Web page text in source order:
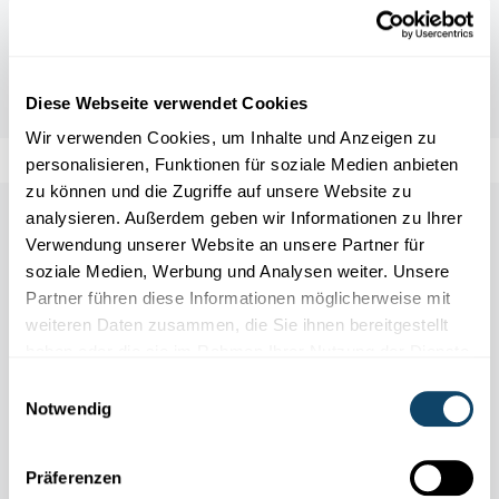
Diese Webseite verwendet Cookies
Wir verwenden Cookies, um Inhalte und Anzeigen zu
personalisieren, Funktionen für soziale Medien anbieten
zu können und die Zugriffe auf unsere Website zu
analysieren. Außerdem geben wir Informationen zu Ihrer
Verwendung unserer Website an unsere Partner für
soziale Medien, Werbung und Analysen weiter. Unsere
Partner führen diese Informationen möglicherweise mit
weiteren Daten zusammen, die Sie ihnen bereitgestellt
Notwendig
Präferenzen
Auch in dieser Rubrik